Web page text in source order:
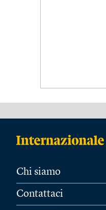
Chi siamo
Contattaci